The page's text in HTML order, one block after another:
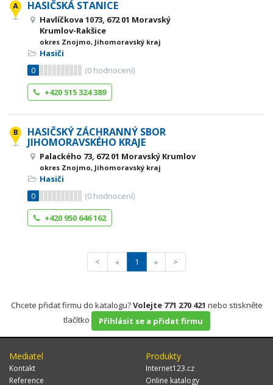
HASIČSKÁ STANICE
Havlíčkova 1073, 672 01 Moravský
Krumlov-Rakšice
okres Znojmo, Jihomoravský kraj
Hasiči
0
(0 hodnocení)
+420 515 324 389
HASIČSKÝ ZÁCHRANNÝ SBOR
JIHOMORAVSKÉHO KRAJE
Palackého 73, 672 01 Moravský Krumlov
okres Znojmo, Jihomoravský kraj
Hasiči
0
(0 hodnocení)
+420 950 646 162
< « 1 » >
Chcete přidat firmu do katalogu?Volejte 771 270 421 nebo stiskněte
tlačítko
Přihlásit se a přidat firmu
Mediatel
Kontakt
Reference
Produkty
Internet123.cz
Online katalogy